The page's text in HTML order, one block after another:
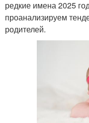
редкие имена 2025
проанализируем
родителей.